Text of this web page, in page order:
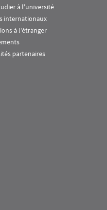
à l'université
internationaux
à l'étranger
partenaires